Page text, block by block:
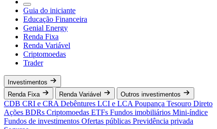
Guia do iniciante
Educação Financeira
Genial Energy
Renda Fixa
Renda Variável
Criptomoedas
Trader
Investimentos
Renda Fixa
Renda Variável Outros investimentos
CDB CRI e CRA Debêntures LCI e LCA Poupança Tesouro Direto
Ações BDRs Criptomoedas ETFs Fundos imobiliários Mini-índice
Fundos de investimentos Ofertas públicas Previdência privada